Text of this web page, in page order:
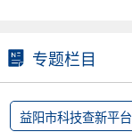
专题栏目
益阳市科技查新平台